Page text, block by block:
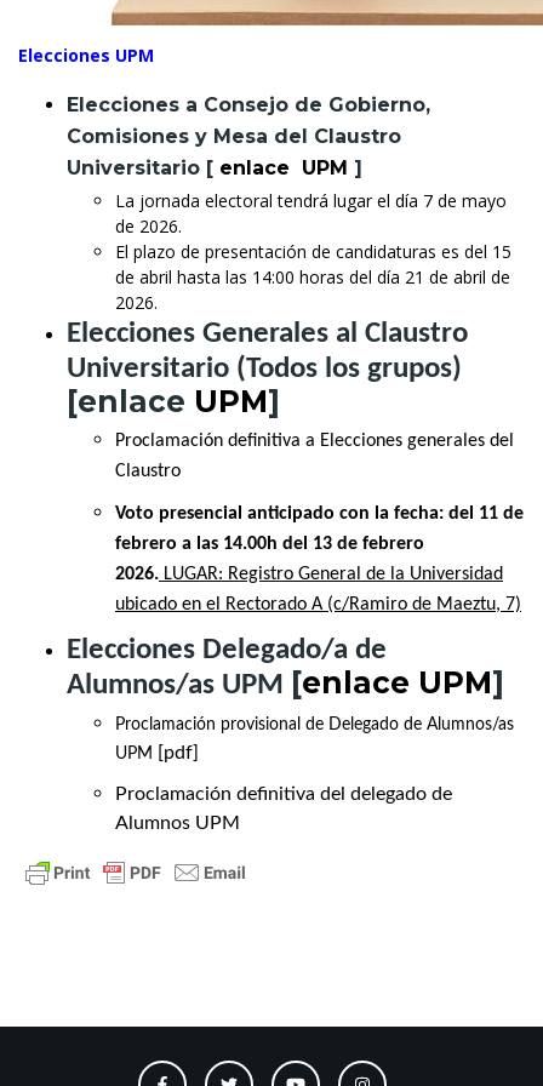
Elecciones UPM
Elecciones a Consejo de Gobierno,
Comisiones y Mesa del Claustro
Universitario [ enlace UPM ]
La jornada electoral tendrá lugar el día 7 de mayo
de 2026.
El plazo de presentación de candidaturas es del 15
de abril hasta las 14:00 horas del día 21 de abril de
2026.
Elecciones Generales al Claustro
Universitario (Todos los grupos)
[enlace UPM]
Proclamación definitiva a Elecciones generales del
Claustro
Voto presencial anticipado con la fecha: del 11 de
febrero a las 14.00h del 13 de febrero
2026. LUGAR: Registro General de la Universidad
ubicado en el Rectorado A (c/Ramiro de Maeztu, 7)
Elecciones Delegado/a de
Alumnos/as UPM [enlace UPM]
Proclamación provisional de Delegado de Alumnos/as
UPM
[pdf]
Proclamación definitiva del delegado de
Alumnos UPM